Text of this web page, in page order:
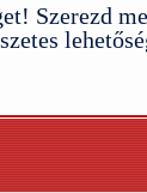
Szerezd